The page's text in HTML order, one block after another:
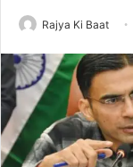
Rajya Ki Baat